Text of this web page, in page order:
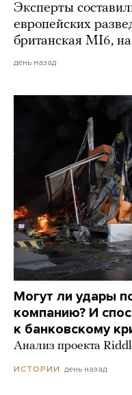
Эксперты
европейских
британская MI6,
день назад
Могут ли удары
компанию? И
к банковскому
Анализ проекта
ИСТОРИИ день назад